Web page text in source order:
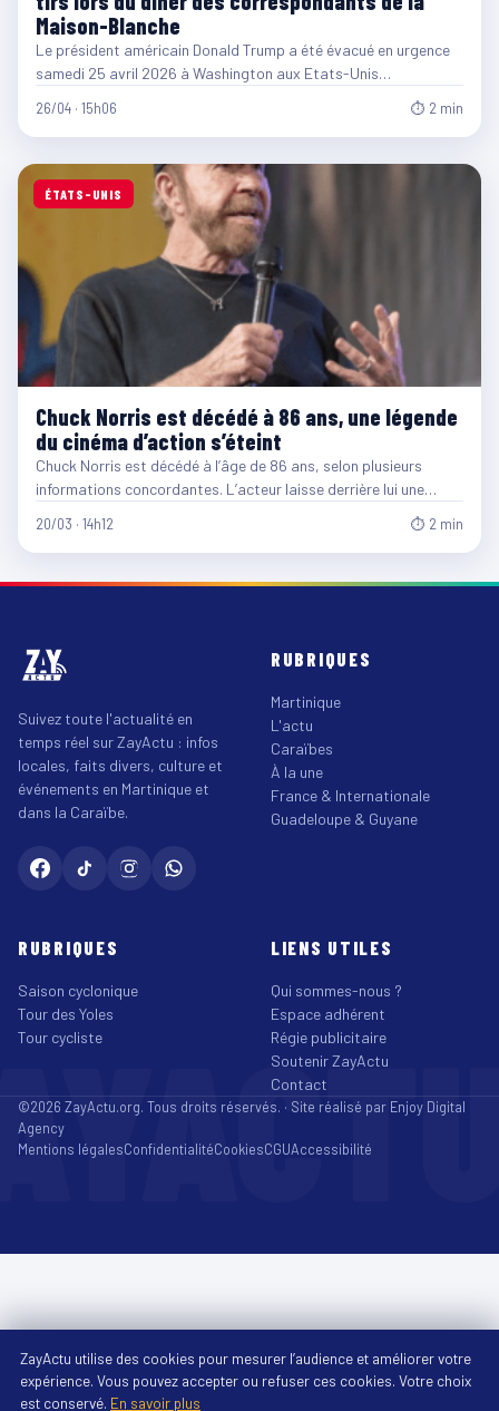
Maison-Blanche
Le président américain Donald Trump a été évacué en urgence
samedi 25 avril 2026 à Washington aux Etats-Unis…
26/04 · 15h06 ⏱ 2 min
ÉTATS-UNIS
Chuck Norris est décédé à 86 ans, une légende
du cinéma d’action s’éteint
Chuck Norris est décédé à l’âge de 86 ans, selon plusieurs
informations concordantes. L’acteur laisse derrière lui une…
20/03 · 14h12 ⏱ 2 min
Suivez toute l'actualité en
temps réel sur ZayActu : infos
locales, faits divers, culture et
événements en Martinique et
dans la Caraïbe.
RUBRIQUES
Martinique
L'actu
Caraïbes
À la une
France & Internationale
Guadeloupe & Guyane
RUBRIQUES
Saison cyclonique
Tour des Yoles
Tour cycliste
LIENS UTILES
Qui sommes-nous ?
Espace adhérent
Régie publicitaire
Soutenir ZayActu
Contact
©2026 ZayActu.org. Tous droits réservés. · Site réalisé par Enjoy Digital
Agency
Mentions légalesConfidentialitéCookiesCGUAccessibilité
ZayActu utilise des cookies pour mesurer l’audience et améliorer votre
expérience. Vous pouvez accepter ou refuser ces cookies. Votre choix
est conservé. En savoir plus